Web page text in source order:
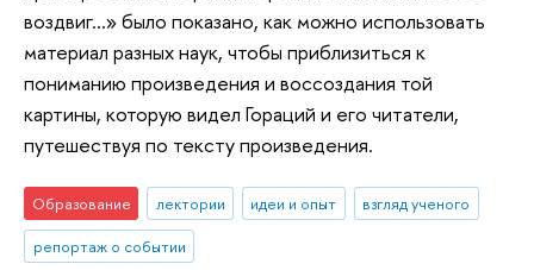
воздвиг…» было показано, как можно использовать
материал разных наук, чтобы приблизиться к
пониманию произведения и воссоздания той
картины, которую видел Гораций и его читатели,
путешествуя по тексту произведения.
Образование лектории идеи и опыт
взгляд ученого
репортаж о событии